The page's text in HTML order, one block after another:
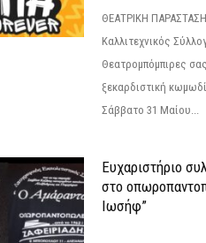
ΘΕΑΤΡΙΚΗ ΠΑΡΑΣΤΑΣΗ
Καλλιτεχνικός
Θεατρομπόμπιρες
ξεκαρδιστική
Σάββατο 31 Μαίου...
Ευχαριστήριο
στο
Ιωσήφ”